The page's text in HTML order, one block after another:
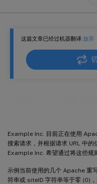
这篇文章已经过机器翻译.放弃
Example Inc. 目前正在使用
搜索请求，并根据请求 URL 中的
Example Inc. 希望通过将这些规
示例当前使用的几个 Apache 重
符串或 siteID 字符串等于零 (0)